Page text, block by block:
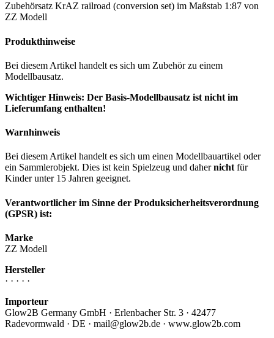
Zubehörsatz KrAZ railroad (conversion set) im Maßstab 1:87 von
ZZ Modell
Produkthinweise
Bei diesem Artikel handelt es sich um Zubehör zu einem
Modellbausatz.
Wichtiger Hinweis: Der Basis-Modellbausatz ist nicht im
Lieferumfang enthalten!
Warnhinweis
Bei diesem Artikel handelt es sich um einen Modellbauartikel oder
ein Sammlerobjekt. Dies ist kein Spielzeug und dahernicht für
Kinder unter 15 Jahren geeignet.
Verantwortlicher im Sinne der Produksicherheitsverordnung
(GPSR) ist:
Marke
ZZ Modell
Hersteller
· · · · ·
Importeur
Glow2B Germany GmbH · Erlenbacher Str. 3 · 42477
Radevormwald · DE · mail@glow2b.de · www.glow2b.com